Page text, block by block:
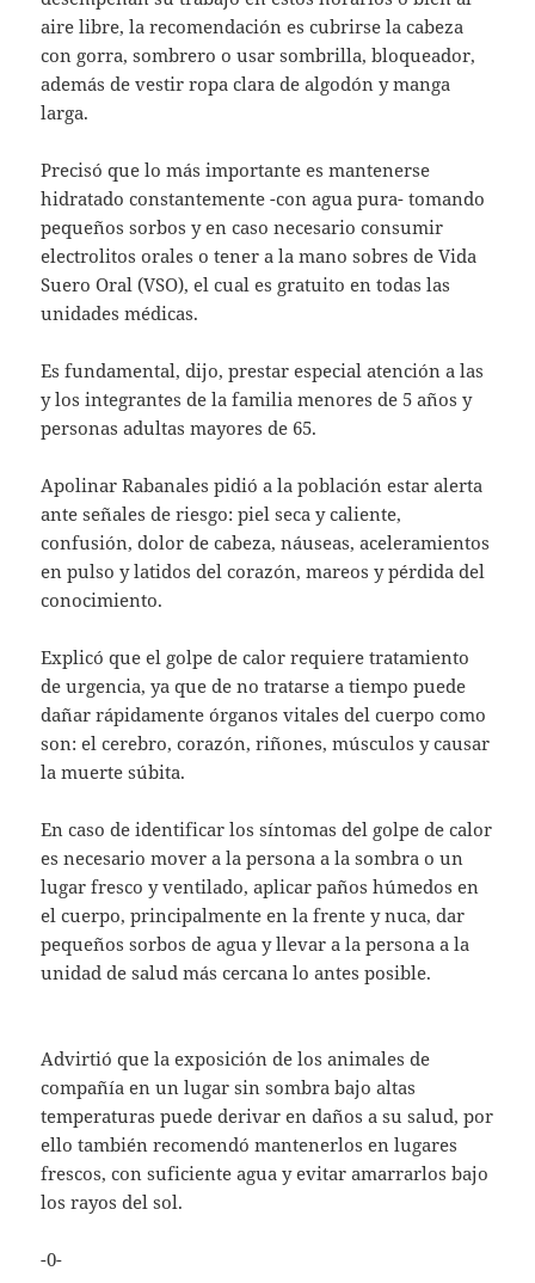
aire libre, la recomendación es cubrirse la cabeza
con gorra, sombrero o usar sombrilla, bloqueador,
además de vestir ropa clara de algodón y manga
larga.
Precisó que lo más importante es mantenerse
hidratado constantemente -con agua pura- tomando
pequeños sorbos y en caso necesario consumir
electrolitos orales o tener a la mano sobres de Vida
Suero Oral (VSO), el cual es gratuito en todas las
unidades médicas.
Es fundamental, dijo, prestar especial atención a las
y los integrantes de la familia menores de 5 años y
personas adultas mayores de 65.
Apolinar Rabanales pidió a la población estar alerta
ante señales de riesgo: piel seca y caliente,
confusión, dolor de cabeza, náuseas, aceleramientos
en pulso y latidos del corazón, mareos y pérdida del
conocimiento.
Explicó que el golpe de calor requiere tratamiento
de urgencia, ya que de no tratarse a tiempo puede
dañar rápidamente órganos vitales del cuerpo como
son: el cerebro, corazón, riñones, músculos y causar
la muerte súbita.
En caso de identificar los síntomas del golpe de calor
es necesario mover a la persona a la sombra o un
lugar fresco y ventilado, aplicar paños húmedos en
el cuerpo, principalmente en la frente y nuca, dar
pequeños sorbos de agua y llevar a la persona a la
unidad de salud más cercana lo antes posible.
Advirtió que la exposición de los animales de
compañía en un lugar sin sombra bajo altas
temperaturas puede derivar en daños a su salud, por
ello también recomendó mantenerlos en lugares
frescos, con suficiente agua y evitar amarrarlos bajo
los rayos del sol.
-0-